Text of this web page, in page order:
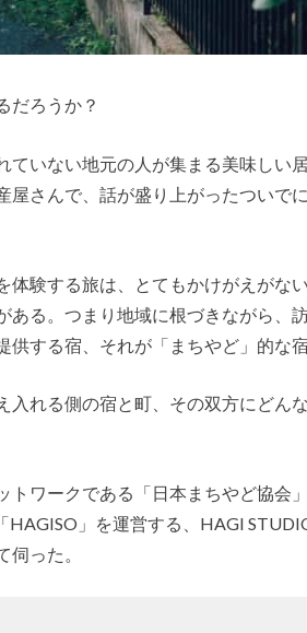
だろうか？
いない地元の人が集まる美味しい
さんで、話が盛り上がったついで
験する旅は、とてもかけがえがな
る。つまり地域に根づきながら、
する宿、それが「まちやど」的な宿
れる側の宿と町、その双方にどん
ワークである「日本まちやど協会
」を運営する、HAGI
った。